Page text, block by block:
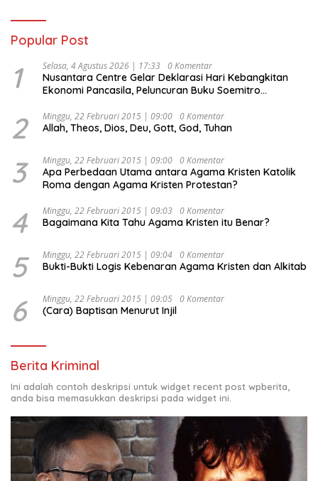
Popular Post
1 Selasa, 4 Agustus 2026 | 17:33 0 Komentar
Nusantara Centre Gelar Deklarasi Hari Kebangkitan
Ekonomi Pancasila, Peluncuran Buku Soemitro
Ekonomi Politik Indonesia) & Simposium Nasional
“Urgensi Undang-Undang Perekonomian Nasional dan
Indonesia Emas 2045”,
2 Minggu, 22 Februari 2015 | 09:00 0 Komentar
Allah, Theos, Dios, Deu, Gott, God, Tuhan
3 Minggu, 22 Februari 2015 | 09:00 0 Komentar
Apa Perbedaan Utama antara Agama Kristen Katolik
Roma dengan Agama Kristen Protestan?
4 Minggu, 22 Februari 2015 | 09:03 0 Komentar
Bagaimana Kita Tahu Agama Kristen itu Benar?
5 Minggu, 22 Februari 2015 | 09:04 0 Komentar
Bukti-Bukti Logis Kebenaran Agama Kristen dan Alkitab
6 Minggu, 22 Februari 2015 | 09:05 0 Komentar
(Cara) Baptisan Menurut Injil
Berita Kriminal
Ini adalah contoh deskripsi untuk widget recent post wpberita,
anda bisa memasukkan deskripsi pada widget ini.